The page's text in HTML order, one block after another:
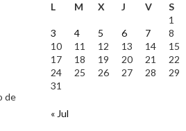
de
L
M X J V S
1
3
4 5 6 7 8
10
11 12 13 14 15
17
18 19 20 21 22
24
25 26 27 28 29
31
« Jul